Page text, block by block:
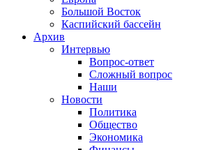
Большой Восток
Каспийский бассейн
Архив
Интервью
Вопрос-ответ
Сложный вопрос
Наши
Новости
Политика
Общество
Экономика